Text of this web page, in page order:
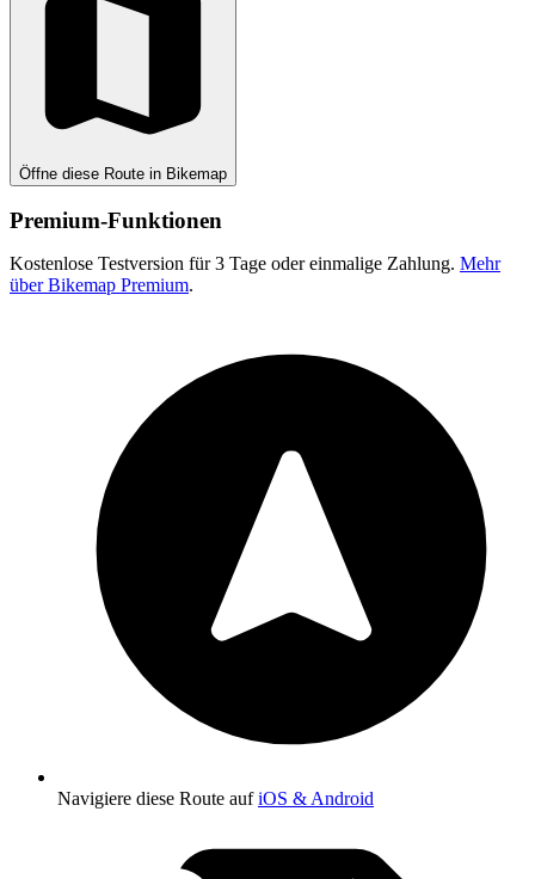
Öffne diese Route in Bikemap
Premium-Funktionen
Kostenlose Testversion für 3 Tage oder einmalige Zahlung. Mehr
über Bikemap Premium.
Navigiere diese Route aufiOS & Android